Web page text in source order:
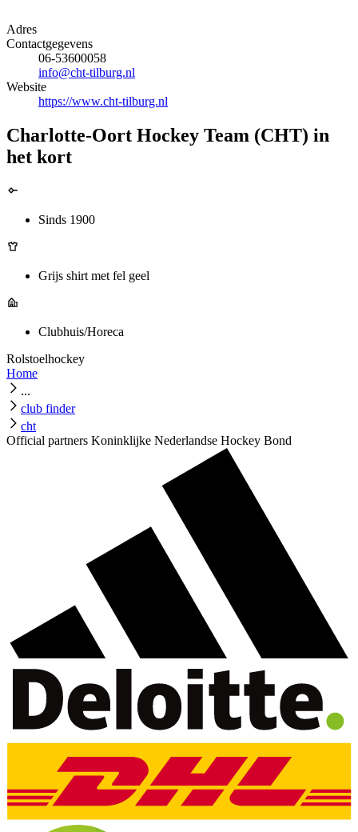
Adres
Contactgegevens
06-53600058
info@cht-tilburg.nl
Website
https://www.cht-tilburg.nl
Charlotte-Oort Hockey Team (CHT) in
het kort
Sinds 1900
Grijs shirt met fel geel
Clubhuis/Horeca
Rolstoelhockey
Home
...
club finder
cht
Official partners Koninklijke Nederlandse Hockey Bond